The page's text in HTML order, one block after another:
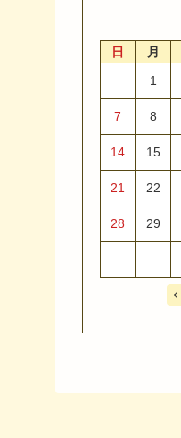
日 月
1
7 8
14 15
21 22
28 29